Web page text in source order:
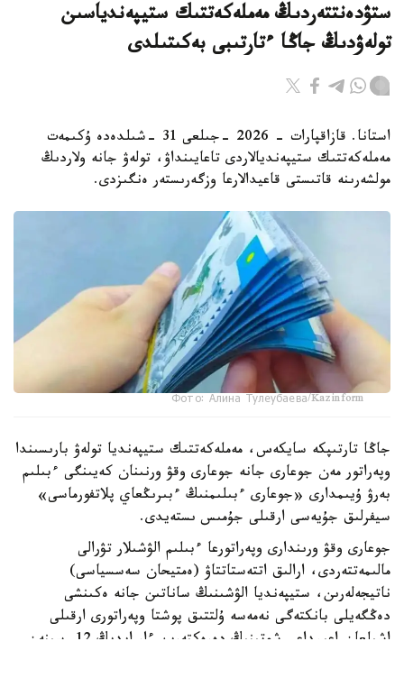
ستۋدەنتتەردىڭ مەملەكەتتىك ستيپەندياسىن
تولەۋدىڭ جاڭا ءتارتىبى بەكىتىلدى
استانا. قازاقپارات - 2026 -جىلعى 31 -شىلدەدە ۇكىمەت
مەملەكەتتىك ستيپەنديالاردى تاعايىنداۋ، تولەۋ جانە ولاردىڭ
مولشەرىنە قاتىستى قاعيدالارعا وزگەرىستەر ەنگىزدى.
Фото: Алина Тулеубаева/Kazinform
جاڭا تارتىپكە سايكەس، مەملەكەتتىك ستيپەنديا تولەۋ بارىسىندا
وپەراتور مەن جوعارى جانە جوعارى وقۋ ورنىنان كەيىنگى ءبىلىم
بەرۋ ۇيىمدارى «جوعارى ءبىلىمنىڭ ءبىرىڭعاي پلاتفورماسى»
سيفرلىق جۇيەسى ارقىلى جۇمىس ىستەيدى.
جوعارى وقۋ ورىندارى وپەراتورعا ءبىلىم الۋشىلار تۋرالى
مالىمەتتەردى، ارالىق اتتەستاتتاۋ (ەمتيحان سەسسياسى)
ناتيجەلەرىن، ستيپەنديا الۋشىنىڭ ساناتىن جانە ەكىنشى
دەڭگەيلى بانكتەگى نەمەسە ۇلتتىق پوشتا وپەراتورى ارقىلى
اشىلعان اعىمداعى شوتىنىڭ دەرەكتەرىن ءار ايدىڭ 12-سىنەن